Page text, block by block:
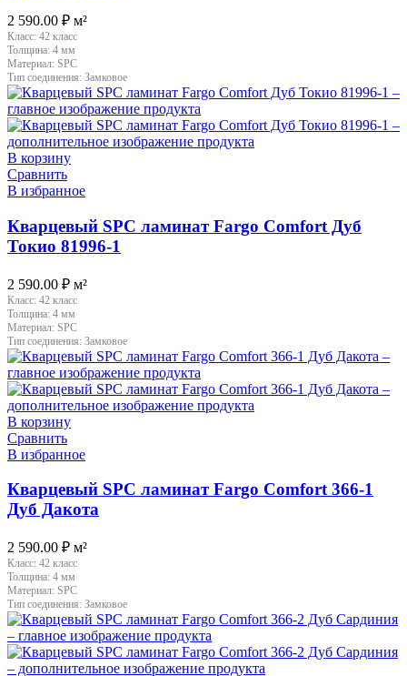
2 590.00 ₽ м²
Класс: 42 класс
Толщина: 4 мм
Материал: SPC
Тип соединения: Замковое
В корзину
Сравнить
В избранное
Кварцевый SPC ламинат Fargo Comfort Дуб
Токио 81996-1
2 590.00 ₽ м²
Класс: 42 класс
Толщина: 4 мм
Материал: SPC
Тип соединения: Замковое
В корзину
Сравнить
В избранное
Кварцевый SPC ламинат Fargo Comfort 366-1
Дуб Дакота
2 590.00 ₽ м²
Класс: 42 класс
Толщина: 4 мм
Материал: SPC
Тип соединения: Замковое